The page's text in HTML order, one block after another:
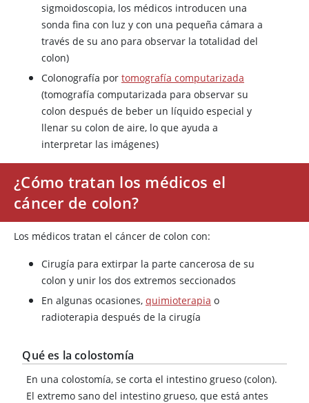
sigmoidoscopia, los médicos introducen una
sonda fina con luz y con una pequeña cámara a
través de su ano para observar la totalidad del
colon)
Colonografía por tomografía computarizada
(tomografía computarizada para observar su
colon después de beber un líquido especial y
llenar su colon de aire, lo que ayuda a
interpretar las imágenes)
¿Cómo tratan los médicos el
cáncer de colon?
Los médicos tratan el cáncer de colon con:
Cirugía para extirpar la parte cancerosa de su
colon y unir los dos extremos seccionados
En algunas ocasiones, quimioterapia o
radioterapia después de la cirugía
Qué es la colostomía
En una colostomía, se corta el intestino grueso (colon).
El extremo sano del intestino grueso, que está antes